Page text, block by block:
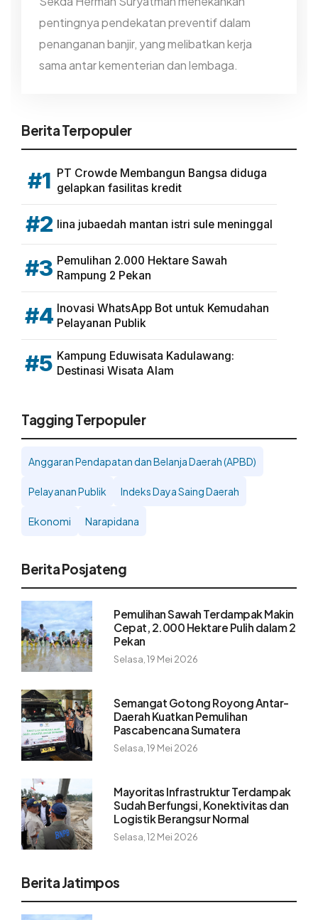
pentingnya pendekatan preventif dalam
penanganan banjir, yang melibatkan kerja
sama antar kementerian dan lembaga.
Berita Terpopuler
#1 PT Crowde Membangun Bangsa diduga
gelapkan fasilitas kredit
#2 lina jubaedah mantan istri sule meninggal
#3 Pemulihan 2.000 Hektare Sawah
Rampung 2 Pekan
#4 Inovasi WhatsApp Bot untuk Kemudahan
Pelayanan Publik
#5 Kampung Eduwisata Kadulawang:
Destinasi Wisata Alam
Tagging Terpopuler
Anggaran Pendapatan dan Belanja Daerah (APBD)
Pelayanan Publik Indeks Daya Saing Daerah
Ekonomi Narapidana
Berita Posjateng
Pemulihan Sawah Terdampak Makin
Cepat, 2.000 Hektare Pulih dalam 2
Pekan
Selasa, 19 Mei 2026
Semangat Gotong Royong Antar-
Daerah Kuatkan Pemulihan
Pascabencana Sumatera
Selasa, 19 Mei 2026
Mayoritas Infrastruktur Terdampak
Sudah Berfungsi, Konektivitas dan
Logistik Berangsur Normal
Selasa, 12 Mei 2026
Berita Jatimpos